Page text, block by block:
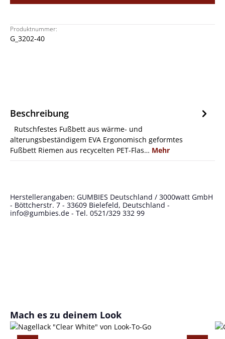
Produktnummer:
G_3202-40
Beschreibung
Rutschfestes Fußbett aus wärme- und
alterungsbeständigem EVA Ergonomisch geformtes
Fußbett Riemen aus recycelten PET-Flas… Mehr
Herstellerangaben: GUMBIES Deutschland / 3000watt GmbH
- Böttcherstr. 7 - 33609 Bielefeld, Deutschland -
info@gumbies.de - Tel. 0521/329 332 99
Produktgalerie überspringen
Mach es zu deinem Look